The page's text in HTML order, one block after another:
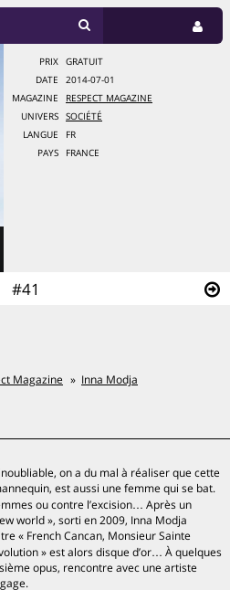
#41
PRIX
GRATUIT
DATE
2014-07-01
MAGAZINE
RESPECT MAGAZINE
UNIVERS
SOCIÉTÉ
LANGUE
FR
PAYS
FRANCE
Magazine Inna Modja
on a du mal à réaliser que cette
est aussi une femme qui se bat.
ou contre l’excision… Après un
world », sorti en 2009, Inna Modja
« French Cancan, Monsieur Sainte
» est alors disque d’or… À quelques
opus, rencontre avec une artiste